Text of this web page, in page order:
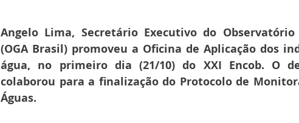
Angelo Lima, Secretário Executivo do
(OGA Brasil) promoveu a Oficina de Aplicação dos
água, no primeiro dia (21/10) do XXI Encob. O
colaborou para a finalização do Protocolo de
Águas.